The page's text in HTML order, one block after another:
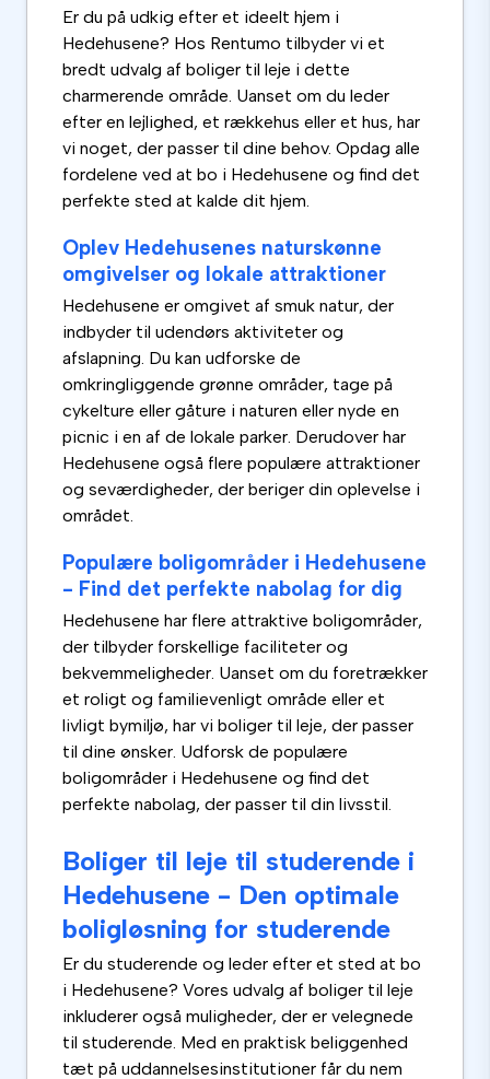
Er du på udkig efter et ideelt hjem i
Hedehusene? Hos Rentumo tilbyder vi et
bredt udvalg af boliger til leje i dette
charmerende område. Uanset om du leder
efter en lejlighed, et rækkehus eller et hus, har
vi noget, der passer til dine behov. Opdag alle
fordelene ved at bo i Hedehusene og find det
perfekte sted at kalde dit hjem.
Oplev Hedehusenes naturskønne
omgivelser og lokale attraktioner
Hedehusene er omgivet af smuk natur, der
indbyder til udendørs aktiviteter og
afslapning. Du kan udforske de
omkringliggende grønne områder, tage på
cykelture eller gåture i naturen eller nyde en
picnic i en af ​​de lokale parker. Derudover har
Hedehusene også flere populære attraktioner
og seværdigheder, der beriger din oplevelse i
området.
Populære boligområder i Hedehusene
- Find det perfekte nabolag for dig
Hedehusene har flere attraktive boligområder,
der tilbyder forskellige faciliteter og
bekvemmeligheder. Uanset om du foretrækker
et roligt og familievenligt område eller et
livligt bymiljø, har vi boliger til leje, der passer
til dine ønsker. Udforsk de populære
boligområder i Hedehusene og find det
perfekte nabolag, der passer til din livsstil.
Boliger til leje til studerende i
Hedehusene - Den optimale
boligløsning for studerende
Er du studerende og leder efter et sted at bo
i Hedehusene? Vores udvalg af boliger til leje
inkluderer også muligheder, der er velegnede
til studerende. Med en praktisk beliggenhed
tæt på uddannelsesinstitutioner får du nem